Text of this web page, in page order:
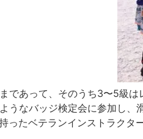
であって、そのうち3〜5級は
うなバッジ検定会に参加し、
ったベテランインストラクタ